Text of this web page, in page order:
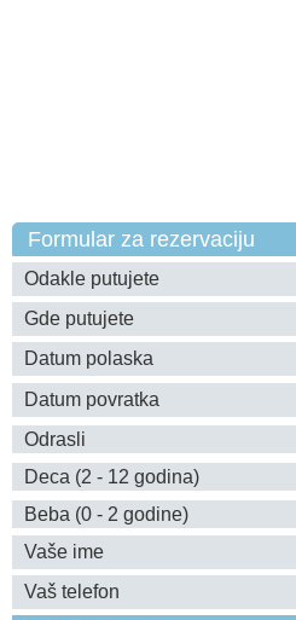
Formular za rezervaciju